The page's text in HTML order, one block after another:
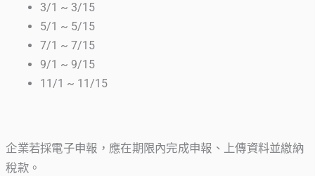
3/1 ~ 3/15
5/1 ~ 5/15
7/1 ~ 7/15
9/1 ~ 9/15
11/1 ~ 11/15
企業若採電子申報，應在期限內完成申報、上傳資料並繳納
稅款。